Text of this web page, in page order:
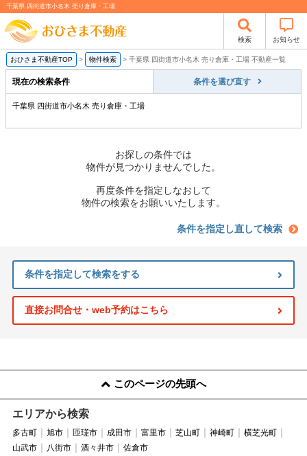
千葉県 四街道市小名木 売り倉庫・工場
検索 お知らせ
おひさま不動産TOP > 物件検索 > 千葉県 四街道市小名木 売り倉庫・工場 不動産一覧
現在の検索条件 条件を選び直す
千葉県 四街道市小名木 売り倉庫・工場
お探しの条件では
物件が見つかりませんでした。
再度条件を指定しなおして
物件の検索をお願いいたします。
条件を指定し直して検索
条件を指定して検索をする
直接お問合せ・web予約はこちら
このページの先頭へ
エリアから検索
多古町 旭市 匝瑳市 成田市 富里市 芝山町 神崎町
横芝光町
山武市
八街市 酒々井市 佐倉市